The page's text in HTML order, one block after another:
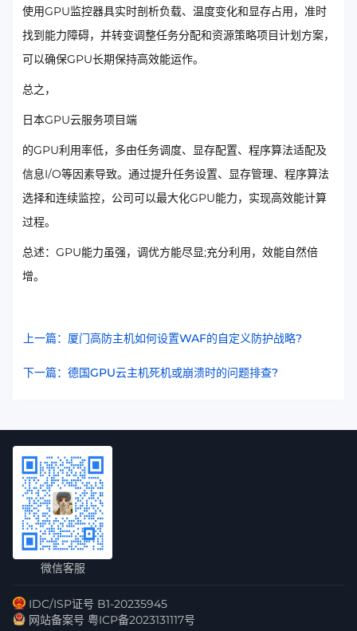
使用GPU监控器具实时剖析负载、温度变化和显存占用，准时
找到能力障碍，并转变调整任务分配和资源策略项目计划方案，
可以确保GPU长期保持高效能运作。
总之，
日本GPU云服务项目端
的GPU利用率低，多由任务调度、显存配置、程序算法适配及
信息I/O等因素导致。通过提升任务设置、显存管理、程序算法
选择和连续监控，公司可以最大化GPU能力，实现高效能计算
过程。
总述：GPU能力虽强，调优方能尽显;充分利用，效能自然倍
增。
上一篇：厦门高防主机如何设置WAF的自定义防护战略?
下一篇：德国GPU云主机死机或崩溃时的问题排查?
微信客服
IDC/ISP证号 B1-20235945
网站备案号 粤ICP备2023131117号